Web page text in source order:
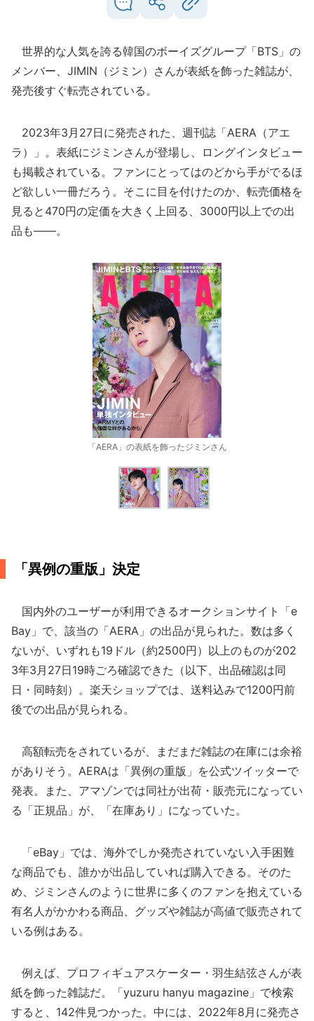
世界的な人気を誇る韓国のボーイズグループ「BTS」の
メンバー、JIMIN（ジミン）さんが表紙を飾った雑誌が、
発売後すぐ転売されている。
2023年3月27日に発売された、週刊誌「AERA（アエ
ラ）」。表紙にジミンさんが登場し、ロングインタビュー
も掲載されている。ファンにとってはのどから手がでるほ
ど欲しい一冊だろう。そこに目を付けたのか、転売価格を
見ると470円の定価を大きく上回る、3000円以上での出
品も――。
「AERA」の表紙を飾ったジミンさん
「異例の重版」決定
国内外のユーザーが利用できるオークションサイト「e
Bay」で、該当の「AERA」の出品が見られた。数は多く
ないが、いずれも19ドル（約2500円）以上のものが202
3年3月27日19時ごろ確認できた（以下、出品確認は同
日・同時刻）。楽天ショップでは、送料込みで1200円前
後での出品が見られる。
高額転売をされているが、まだまだ雑誌の在庫には余裕
がありそう。AERAは「異例の重版」を公式ツイッターで
発表。また、アマゾンでは同社が出荷・販売元になってい
る「正規品」が、「在庫あり」になっていた。
「eBay」では、海外でしか発売されていない入手困難
な商品でも、誰かが出品していれば購入できる。そのた
め、ジミンさんのように世界に多くのファンを抱えている
有名人がかかわる商品、グッズや雑誌が高値で販売されて
いる例はある。
例えば、プロフィギュアスケーター・羽生結弦さんが表
紙を飾った雑誌だ。「yuzuru hanyu magazine」で検索
すると、142件見つかった。中には、2022年8月に発売さ